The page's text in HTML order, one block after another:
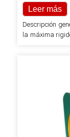
Leer más
Descripción
la máxima
plataforma
Marco de